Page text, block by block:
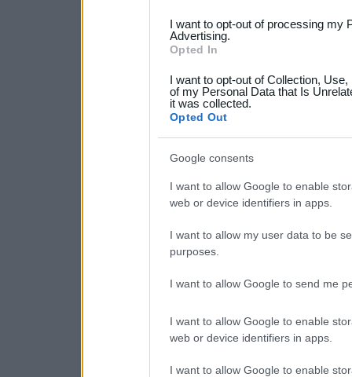
not limited to your visit or
grant or deny consent to
your data for below
consent section.
I want to opt-out of processing my
Advertising.
Opted In
I want to opt-out of Collection,
of my Personal Data that Is
it was collected.
Opted Out
Google consents
I want to allow Google to enable
web or device identifiers in apps.
I want to allow my user data to be
purposes.
I want to allow Google to send me
I want to allow Google to enable
web or device identifiers in apps.
I want to allow Google to enable